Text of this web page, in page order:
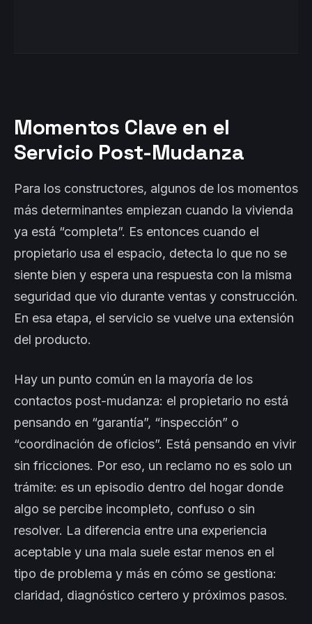
Momentos Clave en el
Servicio Post-Mudanza
Para los constructores, algunos de los momentos
más determinantes empiezan cuando la vivienda
ya está “completa”. Es entonces cuando el
propietario usa el espacio, detecta lo que no se
siente bien y espera una respuesta con la misma
seguridad que vio durante ventas y construcción.
En esa etapa, el servicio se vuelve una extensión
del producto.
Hay un punto común en la mayoría de los
contactos post-mudanza: el propietario no está
pensando en “garantía”, “inspección” o
“coordinación de oficios”. Está pensando en vivir
sin fricciones. Por eso, un reclamo no es solo un
trámite: es un episodio dentro del hogar donde
algo se percibe incompleto, confuso o sin
resolver. La diferencia entre una experiencia
aceptable y una mala suele estar menos en el
tipo de problema y más en cómo se gestiona:
claridad, diagnóstico certero y próximos pasos.